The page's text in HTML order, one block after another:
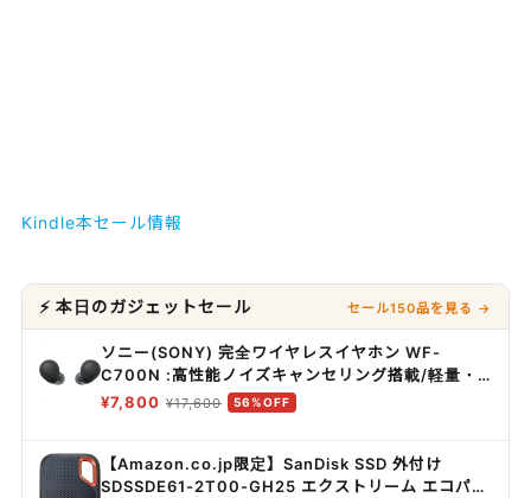
Kindle本セール情報
⚡ 本日のガジェットセール セール150品を見る →
ソニー(SONY) 完全ワイヤレスイヤホン WF-
C700N :高性能ノイズキャンセリング搭載/軽量・
小型設計/音質アップスケール機能搭載/連続音楽再
リアな通話性能/マルチポイント対応 ブラック WF-
C700N BZ
¥7,800 ¥17,600 56%OFF
【Amazon.co.jp限定】SanDisk SSD 外付け
SDSSDE61-2T00-GH25 エクストリーム エコパッ